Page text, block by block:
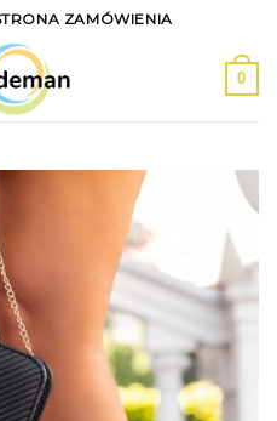
ZAMÓWIENIA
0